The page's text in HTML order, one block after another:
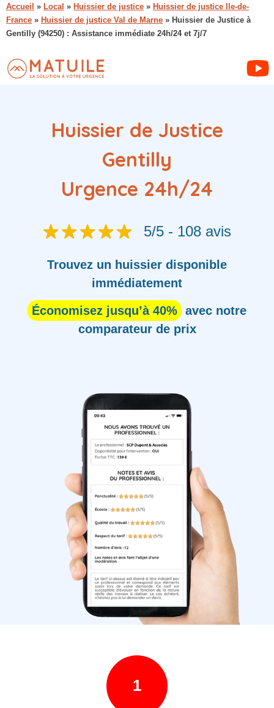
Accueil » Local » Huissier de justice » Huissier de justice Ile-de-
France » Huissier de justice Val de Marne » Huissier de Justice à
Gentilly (94250) : Assistance immédiate 24h/24 et 7j/7
Huissier de Justice
Gentilly
Urgence 24h/24
5/5 - 108 avis
Trouvez un huissier disponible
immédiatement
Économisez jusqu’à 40% avec notre
comparateur de prix
1